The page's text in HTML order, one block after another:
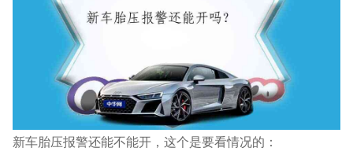
新车胎压报警还能不能开，这个是要看情况的：